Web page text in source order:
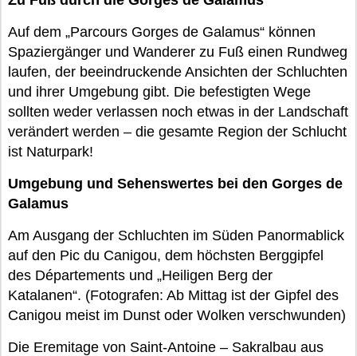
Auf dem „Parcours Gorges de Galamus“ können
Spaziergänger und Wanderer zu Fuß einen Rundweg
laufen, der beeindruckende Ansichten der Schluchten
und ihrer Umgebung gibt. Die befestigten Wege
sollten weder verlassen noch etwas in der Landschaft
verändert werden – die gesamte Region der Schlucht
ist Naturpark!
Umgebung und Sehenswertes bei den Gorges de
Galamus
Am Ausgang der Schluchten im Süden Panormablick
auf den Pic du Canigou, dem höchsten Berggipfel
des Départements und „Heiligen Berg der
Katalanen“. (Fotografen: Ab Mittag ist der Gipfel des
Canigou meist im Dunst oder Wolken verschwunden)
Die Eremitage von Saint-Antoine – Sakralbau aus